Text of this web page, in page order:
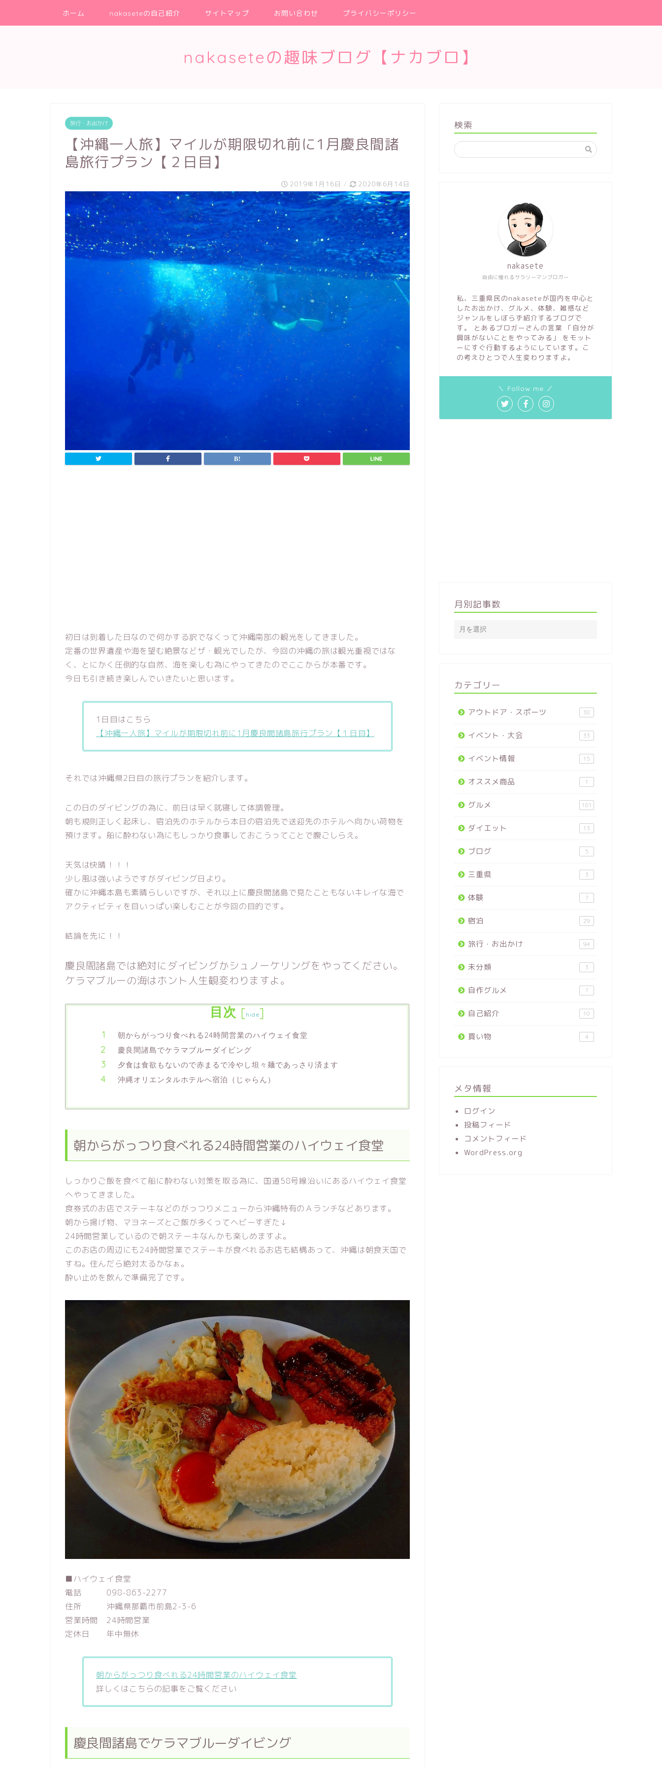
ホーム nakaseteの自己紹介 サイトマップ お問い合わせ プライバシーポリシー
nakaseteの趣味ブログ【ナカブロ】
旅行・お出かけ
【沖縄一人旅】マイルが期限切れ前に1月慶良間諸
島旅行プラン【２日目】
2019年1月16日 / 2020年6月14日
初日は到着した日なので何かする訳でなくって沖縄南部の観光をしてきました。
定番の世界遺産や海を望む絶景などザ・観光でしたが、今回の沖縄の旅は観光重視ではな
く、とにかく圧倒的な自然、海を楽しむ為にやってきたのでここからが本番です。
今日も引き続き楽しんでいきたいと思います。
1日目はこちら
【沖縄一人旅】マイルが期限切れ前に1月慶良間諸島旅行プラン【１日目】
それでは沖縄県2日目の旅行プランを紹介します。
この日のダイビングの為に、前日は早く就寝して体調管理。
朝も規則正しく起床し、宿泊先のホテルから本日の宿泊先で送迎先のホテルへ向かい荷物を
預けます。船に酔わない為にもしっかり食事しておこうってことで腹ごしらえ。
天気は快晴！！！
少し風は強いようですがダイビング日より。
確かに沖縄本島も素晴らしいですが、それ以上に慶良間諸島で見たこともないキレイな海で
アクティビティを目いっぱい楽しむことが今回の目的です。
結論を先に！！
慶良間諸島では絶対にダイビングかシュノーケリングをやってください。
ケラマブルーの海はホント人生観変わりますよ。
目次 [hide]
朝からがっつり食べれる24時間営業のハイウェイ食堂
慶良間諸島でケラマブルーダイビング
夕食は食欲もないので赤まるで冷やし坦々麺であっさり済ます
沖縄オリエンタルホテルへ宿泊（じゃらん）
朝からがっつり食べれる24時間営業のハイウェイ食堂
しっかりご飯を食べて船に酔わない対策を取る為に、国道58号線沿いにあるハイウェイ食堂
へやってきました。
食券式のお店でステーキなどのがっつりメニューから沖縄特有のＡランチなどあります。
朝から揚げ物、マヨネーズとご飯が多くってヘビーすぎた↓
24時間営業しているので朝ステーキなんかも楽しめますよ。
このお店の周辺にも24時間営業でステーキが食べれるお店も結構あって、沖縄は朝食天国で
すね。住んだら絶対太るかなぁ。
酔い止めを飲んで準備完了です。
■ハイウェイ食堂
電話 098-863-2277
住所 沖縄県那覇市前島2-3-6
営業時間 24時間営業
定休日 年中無休
朝からがっつり食べれる24時間営業のハイウェイ食堂
詳しくはこちらの記事をご覧ください
慶良間諸島でケラマブルーダイビング
検索
自由に憧れるサラリーマンブロガー
nakasete
私、三重県民のnakaseteが国内を中心と
したお出かけ、グルメ、体験、雑感など
ジャンルをしぼらず紹介するブログで
す。 とあるブロガーさんの言葉 「自分が
興味がないことをやってみる」 をモット
ーにすぐ行動するようにしています。こ
の考えひとつで人生変わりますよ。
＼ Follow me ／
月別記事数
カテゴリー
アウトドア・スポーツ 38
イベント・大会 33
イベント情報 15
オススメ商品 1
グルメ 181
ダイエット 13
ブログ 5
三重県 3
体験 7
宿泊 29
旅行・お出かけ 94
未分類 3
自作グルメ 7
自己紹介 10
買い物 4
メタ情報
ログイン
投稿フィード
コメントフィード
WordPress.org